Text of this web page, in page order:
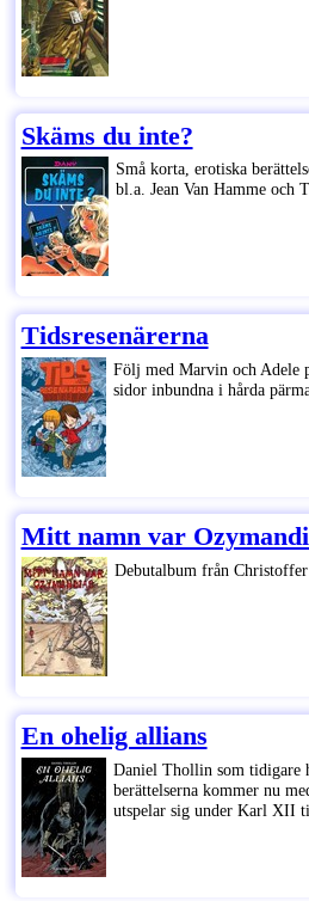
Skäms du inte?
Små korta, erotiska
bl.a. Jean Van Hamme och
Tidsresenärerna
Följ med Marvin och Adele
sidor inbundna i hårda
Mitt namn var
Debutalbum från
En ohelig allians
Daniel Thollin som tidigare
berättelserna kommer nu
utspelar sig under Karl XII